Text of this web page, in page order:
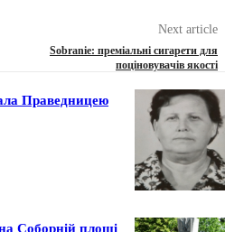
Next article
Sobranie: преміальні сигарети для
поціновувачів якості
Праведницею
Соборній площі